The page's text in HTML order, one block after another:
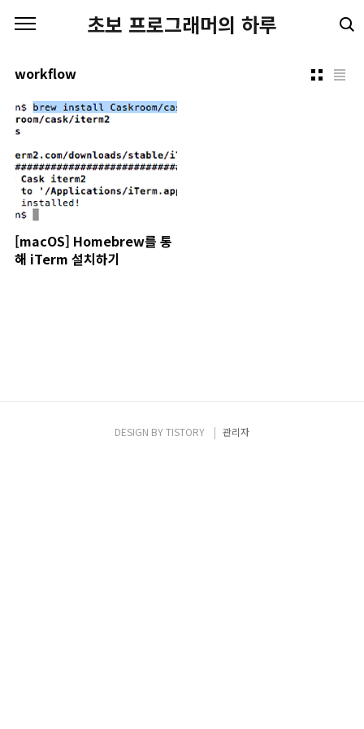
초보 프로그래머의 하루
workflow
[macOS] Homebrew를 통
해 iTerm 설치하기
DESIGN BYTISTORY 관리자